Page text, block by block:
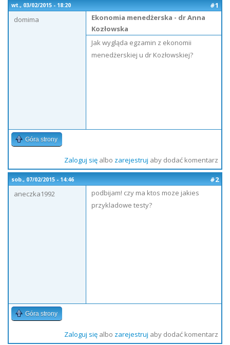
wt., 03/02/2015 - 18:20
#1
domima
Ekonomia menedżerska - dr Anna
Kozłowska
Jak wygląda egzamin z ekonomii
menedżerskiej u dr Kozłowskiej?
Góra strony
Zaloguj sięalbo zarejestruj aby dodać komentarz
sob., 07/02/2015 - 14:46
#2
aneczka1992
podbijam! czy ma ktos moze jakies
przykladowe testy?
Góra strony
Zaloguj sięalbo zarejestruj aby dodać komentarz